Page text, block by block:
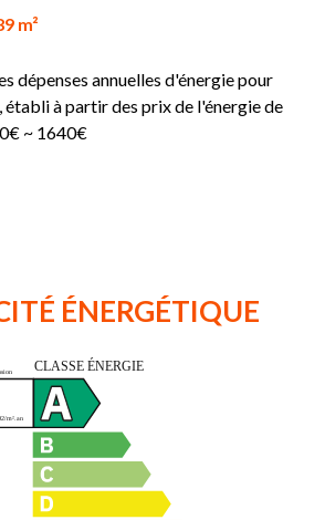
m²
dépenses annuelles d'énergie pour
établi à partir des prix de l'énergie de
~ 1640€
ÉNERGÉTIQUE